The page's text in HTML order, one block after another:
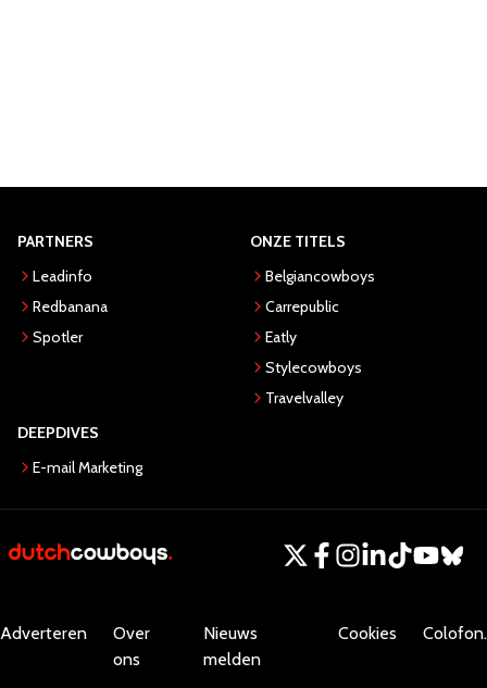
PARTNERS
Leadinfo
Redbanana
Spotler
ONZE TITELS
Belgiancowboys
Carrepublic
Eatly
Stylecowboys
Travelvalley
DEEPDIVES
E-mail Marketing
Adverteren
Over
ons
Nieuws
melden
Cookies Colofon.